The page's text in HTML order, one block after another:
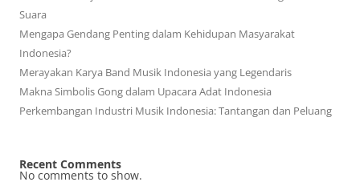
Suara
Mengapa Gendang Penting dalam Kehidupan Masyarakat
Indonesia?
Merayakan Karya Band Musik Indonesia yang Legendaris
Makna Simbolis Gong dalam Upacara Adat Indonesia
Perkembangan Industri Musik Indonesia: Tantangan dan Peluang
Recent Comments
No comments to show.